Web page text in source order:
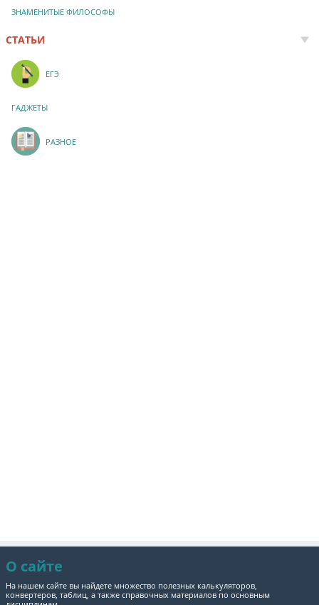
ЗНАМЕНИТЫЕ ФИЛОСОФЫ
СТАТЬИ
ЕГЭ
ГАДЖЕТЫ
РАЗНОЕ
О сайте
На нашем сайте вы найдете множество полезных калькуляторов,
конвертеров, таблиц, а также справочных материалов по основным